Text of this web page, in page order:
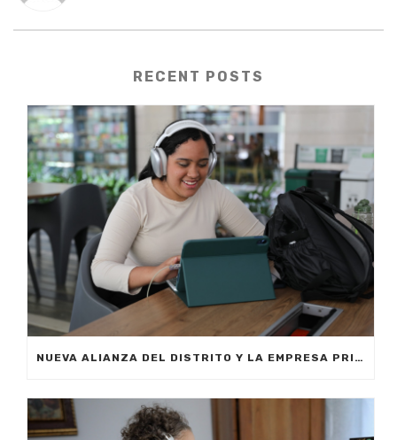
RECENT POSTS
NUEVA ALIANZA DEL DISTRITO Y LA EMPRESA PRIVADA PERMITIRÁ FORMAR A CIUDADANOS DE MEDELLÍN EN INTELIGENCIA ARTIFICIAL APLICADA A LOS NEGOCIOS